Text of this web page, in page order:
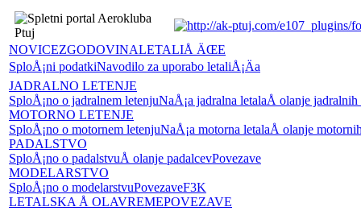
NOVICEZGODOVINALETALIÅ ÄŒE
SploÅ¡ni podatkiNavodilo za uporabo letaliÅ¡Äa
JADRALNO LETENJE
SploÅ¡no o jadralnem letenjuNaÅ¡a jadralna letalaÅ olanje
MOTORNO LETENJE
SploÅ¡no o motornem letenjuNaÅ¡a motorna letalaÅ olanje
PADALSTVO
SploÅ¡no o padalstvuÅ olanje padalcevPovezave
MODELARSTVO
SploÅ¡no o modelarstvuPovezaveF3K
LETALSKA Å OLAVREMEPOVEZAVE